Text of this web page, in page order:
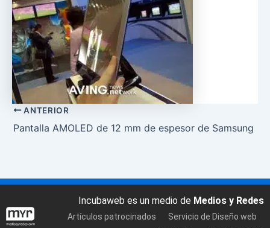
ANTERIOR
Pantalla AMOLED de 12 mm de espesor de Samsung
Incubaweb es un medio de Medios y Redes
Artículos patrocinados
Servicio de Diseño web